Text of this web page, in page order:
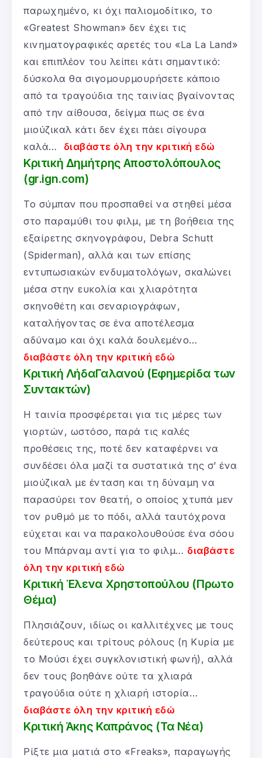
παρωχημένο, κι όχι παλιομοδίτικο, το
«Greatest Showman» δεν έχει τις
κινηματογραφικές αρετές του «La La Land»
και επιπλέον του λείπει κάτι σημαντικό:
δύσκολα θα σιγομουρμουρήσετε κάποιο
από τα τραγούδια της ταινίας βγαίνοντας
από την αίθουσα, δείγμα πως σε ένα
μιούζικαλ κάτι δεν έχει πάει σίγουρα
καλά… διαβάστε όλη την κριτική εδώ
Κριτική Δημήτρης Αποστολόπουλος
(gr.ign.com)
Το σύμπαν που προσπαθεί να στηθεί μέσα
στο παραμύθι του φιλμ, με τη βοήθεια της
εξαίρετης σκηνογράφου, Debra Schutt
(Spiderman), αλλά και των επίσης
εντυπωσιακών ενδυματολόγων, σκαλώνει
μέσα στην ευκολία και χλιαρότητα
σκηνοθέτη και σεναριογράφων,
καταλήγοντας σε ένα αποτέλεσμα
αδύναμο και όχι καλά δουλεμένο…
διαβάστε όλη την κριτική εδώ
Κριτική ΛήδαΓαλανού (Εφημερίδα των
Συντακτών)
Η ταινία προσφέρεται για τις μέρες των
γιορτών, ωστόσο, παρά τις καλές
προθέσεις της, ποτέ δεν καταφέρνει να
συνδέσει όλα μαζί τα συστατικά της σ’ ένα
μιούζικαλ με ένταση και τη δύναμη να
παρασύρει τον θεατή, ο οποίος χτυπά μεν
τον ρυθμό με το πόδι, αλλά ταυτόχρονα
εύχεται και να παρακολουθούσε ένα σόου
του Μπάρναμ αντί για το φιλμ… διαβάστε
όλη την κριτική εδώ
Κριτική Έλενα Χρηστοπούλου (Πρωτο
Θέμα)
Πλησιάζουν, ιδίως οι καλλιτέχνες με τους
δεύτερους και τρίτους ρόλους (η Κυρία με
το Μούσι έχει συγκλονιστική φωνή), αλλά
δεν τους βοηθάνε ούτε τα χλιαρά
τραγούδια ούτε η χλιαρή ιστορία…
διαβάστε όλη την κριτική εδώ
Κριτική Άκης Καπράνος (Τα Νέα)
Ρίξτε μια ματιά στο «Freaks», παραγωγής